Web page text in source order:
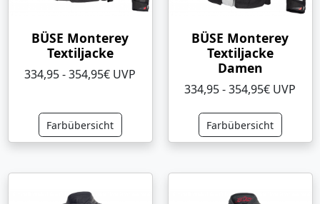
BÜSE Monterey
Textiljacke
334,95 - 354,95€ UVP
Farbübersicht
BÜSE Monterey
Textiljacke
Damen
334,95 - 354,95€ UVP
Farbübersicht